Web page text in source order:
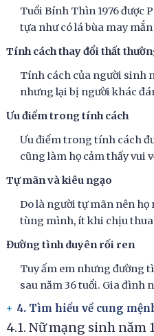
Tuổi Bính Thìn 1976 được
tựa như có lá bùa may
Tính cách thay đổi thất
Tính cách của người sinh
nhưng lại bị người khác
Ưu điểm trong tính cách
Ưu điểm trong tính cách
cũng làm họ cảm thấy vui
Tự mãn và kiêu ngạo
Do là người tự mãn nên
tùng mình, ít khi chịu
Đường tình duyên rối ren
Tuy ấm em nhưng đường
sau năm 36 tuổi. Gia đình
4. Tìm hiểu về cung
4.1. Nữ mạng sinh năm